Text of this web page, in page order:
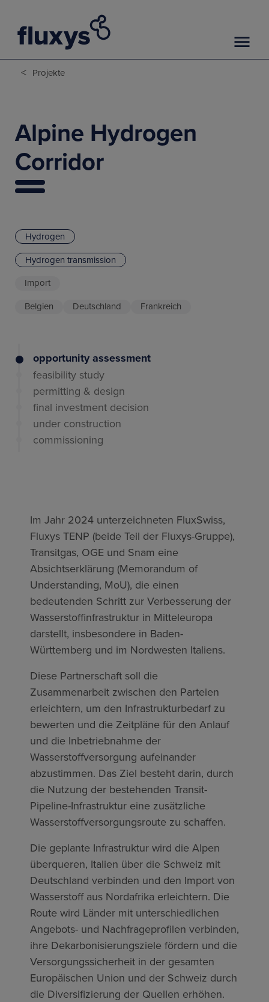
< Projekte
Alpine Hydrogen
Corridor
Hydrogen
Hydrogen transmission
Import
Belgien
Deutschland Frankreich
opportunity assessment
feasibility study
permitting & design
final investment decision
under construction
commissioning
Im Jahr 2024 unterzeichneten FluxSwiss,
Fluxys TENP (beide Teil der Fluxys-Gruppe),
Transitgas, OGE und Snam eine
Absichtserklärung (Memorandum of
Understanding, MoU), die einen
bedeutenden Schritt zur Verbesserung der
Wasserstoffinfrastruktur in Mitteleuropa
darstellt, insbesondere in Baden-
Württemberg und im Nordwesten Italiens.
Diese Partnerschaft soll die
Zusammenarbeit zwischen den Parteien
erleichtern, um den Infrastrukturbedarf zu
bewerten und die Zeitpläne für den Anlauf
und die Inbetriebnahme der
Wasserstoffversorgung aufeinander
abzustimmen. Das Ziel besteht darin, durch
die Nutzung der bestehenden Transit-
Pipeline-Infrastruktur eine zusätzliche
Wasserstoffversorgungsroute zu schaffen.
Die geplante Infrastruktur wird die Alpen
überqueren, Italien über die Schweiz mit
Deutschland verbinden und den Import von
Wasserstoff aus Nordafrika erleichtern. Die
Route wird Länder mit unterschiedlichen
Angebots- und Nachfrageprofilen verbinden,
ihre Dekarbonisierungsziele fördern und die
Versorgungssicherheit in der gesamten
Europäischen Union und der Schweiz durch
die Diversifizierung der Quellen erhöhen.